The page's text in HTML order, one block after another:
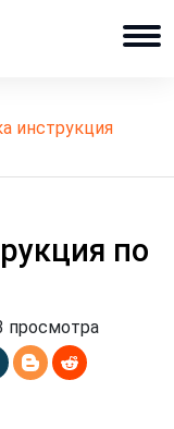
инструкция
по
просмотра